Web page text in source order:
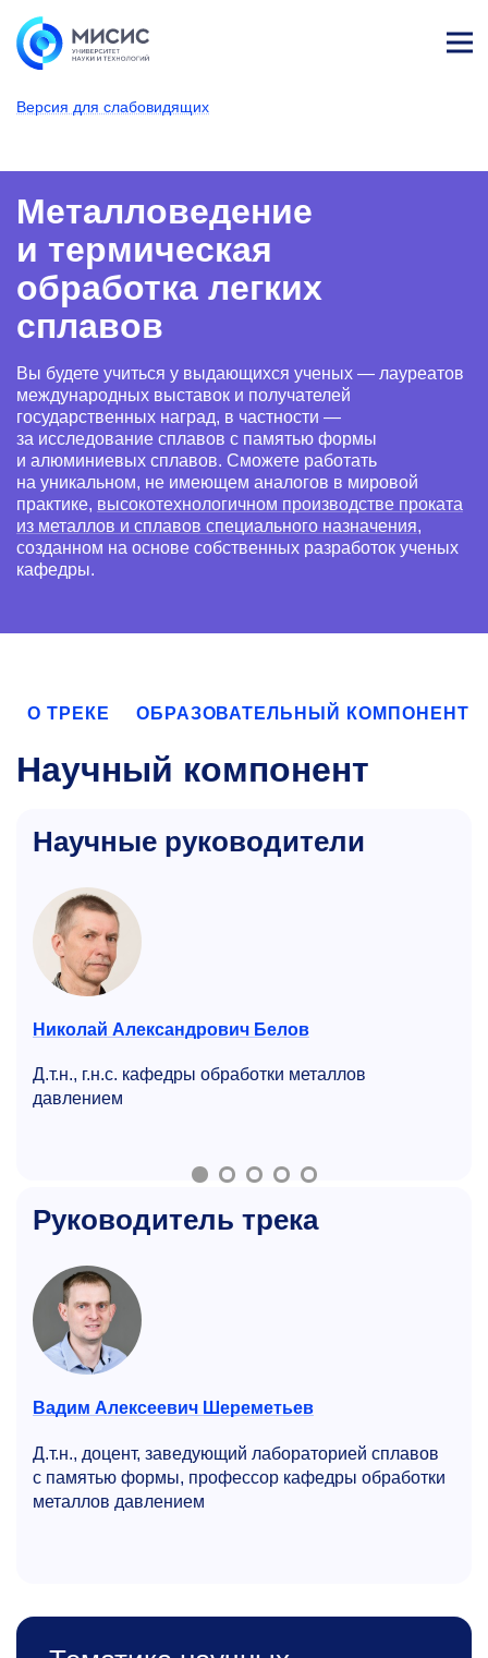
Версия для слабовидящих
т
Металловедение
и термическая
обработка легких
сплавов
Вы будете учиться у выдающихся ученых — лауреатов
международных выставок и получателей
государственных наград, в частности —
за исследование сплавов с памятью формы
и алюминиевых сплавов. Сможете работать
на уникальном, не имеющем аналогов в мировой
практике, высокотехнологичном производстве проката
из металлов и сплавов специального назначения,
созданном на основе собственных разработок ученых
кафедры.
О ТРЕКЕ ОБРАЗОВАТЕЛЬНЫЙ КОМПОНЕНТ
Научный компонент
Научные руководители
Николай Александрович Белов
Д.т.н., г.н.с. кафедры обработки металлов
давлением
Руководитель трека
Вадим Алексеевич Шереметьев
Д.т.н., доцент, заведующий лабораторией сплавов
с памятью формы, профессор кафедры обработки
металлов давлением